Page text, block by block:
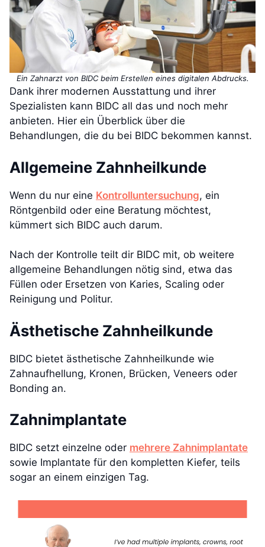
Ein Zahnarzt von BIDC beim Erstellen eines digitalen Abdrucks.
Dank ihrer modernen Ausstattung und ihrer
Spezialisten kann BIDC all das und noch mehr
anbieten. Hier ein Überblick über die
Behandlungen, die du bei BIDC bekommen kannst.
Allgemeine Zahnheilkunde
Wenn du nur eine Kontrolluntersuchung, ein
Röntgenbild oder eine Beratung möchtest,
kümmert sich BIDC auch darum.
Nach der Kontrolle teilt dir BIDC mit, ob weitere
allgemeine Behandlungen nötig sind, etwa das
Füllen oder Ersetzen von Karies, Scaling oder
Reinigung und Politur.
Ästhetische Zahnheilkunde
BIDC bietet ästhetische Zahnheilkunde wie
Zahnaufhellung, Kronen, Brücken, Veneers oder
Bonding an.
Zahnimplantate
BIDC setzt einzelne oder mehrere Zahnimplantate
sowie Implantate für den kompletten Kiefer, teils
sogar an einem einzigen Tag.